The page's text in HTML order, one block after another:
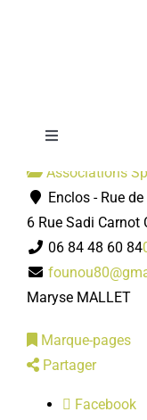
Toggle
Mairie
DÉMARCHES
SERVICES
PRATIQUE
Associations
Enclos - Rue
6 Rue Sadi Carnot
06 84 48 60 84
Maryse MALLET
Marque-pages
Partager
Facebook